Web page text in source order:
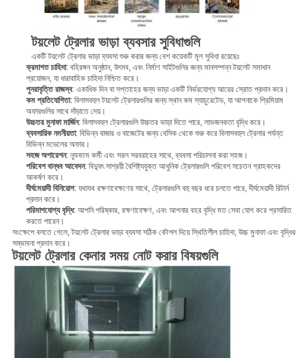
টয়লেট ট্রেলার ভাড়া ব্যবসার সুবিধাগুলি
একটি টয়লেট ট্রেলার ভাড়া ব্যবসা শুরু করার জন্য বেশ কয়েকটি মূল সুবিধা রয়েছেঃ
ক্রমাগত চাহিদা: বহিরঙ্গন অনুষ্ঠান, উৎসব, এবং নির্মাণ সাইটগুলির জন্য মানসম্পন্ন টয়লেট সমাধান
প্রয়োজন, যা ধারাবাহিক চাহিদা নিশ্চিত করে।
পুনরাবৃত্তি রাজস্ব: একাধিক দিন বা সপ্তাহের জন্য ভাড়া একটি নির্ভরযোগ্য আয়ের স্রোত প্রদান করে।
কম প্রতিযোগিতা: বিলাসবহুল টয়লেট ট্রেলারগুলির জন্য স্থান কম স্যাচুরেটেড, যা আপনাকে প্রিমিয়াম
অফারগুলির সাথে দাঁড়াতে দেয়।
উচ্চতর মুনাফা মার্জিন: বিলাসবহুল ট্রেলারগুলি উচ্চতর ভাড়া দিতে পারে, লাভজনকতা বৃদ্ধি করে।
ব্যবসায়িক নমনীয়তা: বিভিন্ন বাজার ও বাজেটের জন্য বেসিক থেকে শুরু করে বিলাসবহুল ট্রেলার পর্যন্ত
বিভিন্ন মডেলের অফার।
সহজ অপারেশন: ন্যূনতম কর্মী এবং সরল সরবরাহের সাথে, ব্যবসা পরিচালনা করা সহজ।
পরিবেশ বান্ধব আবেদন: বিদ্যুৎ সাশ্রয়ী বৈশিষ্ট্যযুক্ত আধুনিক ট্রেলারগুলি পরিবেশ সচেতন গ্রাহকদের
আকর্ষণ করে।
দীর্ঘমেয়াদী বিনিয়োগ: যথাযথ রক্ষণাবেক্ষণের সাথে, ট্রেলারগুলি বহু বছর ধরে চলতে পারে, দীর্ঘমেয়াদী রিটার্ন
প্রদান করে।
পরিমাপযোগ্য বৃদ্ধি: আপনি পরিষ্কার, রক্ষণাবেক্ষণ, এবং আপনার বহর বৃদ্ধি মত সেবা যোগ করে প্রসারিত
করতে পারেন।
সংক্ষেপে বলতে গেলে, টয়লেট ট্রেলার ভাড়া ব্যবসা সঠিক কৌশল দিয়ে স্থিতিশীল চাহিদা, উচ্চ মুনাফা এবং বৃদ্ধির
সম্ভাবনা প্রদান করে।
টয়লেট ট্রেলার কেনার সময় নোট করার বিষয়গুলি